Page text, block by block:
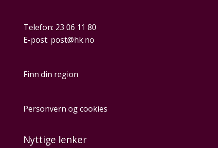
Telefon: 23 06 11 80
E-post: post@hk.no
Finn din region
Personvern og cookies
Nyttige lenker